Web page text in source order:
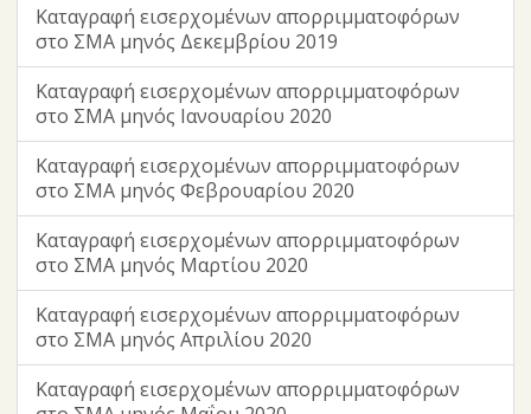
Καταγραφή εισερχομένων απορριμματοφόρων
στο ΣΜΑ μηνός Δεκεμβρίου 2019
Καταγραφή εισερχομένων απορριμματοφόρων
στο ΣΜΑ μηνός Ιανουαρίου 2020
Καταγραφή εισερχομένων απορριμματοφόρων
στο ΣΜΑ μηνός Φεβρουαρίου 2020
Καταγραφή εισερχομένων απορριμματοφόρων
στο ΣΜΑ μηνός Μαρτίου 2020
Καταγραφή εισερχομένων απορριμματοφόρων
στο ΣΜΑ μηνός Απριλίου 2020
Καταγραφή εισερχομένων απορριμματοφόρων